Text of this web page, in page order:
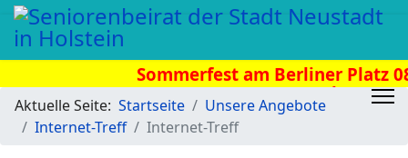
Sommerfest am Berliner Platz
Uhr
Aktuelle Seite: Startseite
Unsere Angebote
Internet-Treff
Internet-Treff